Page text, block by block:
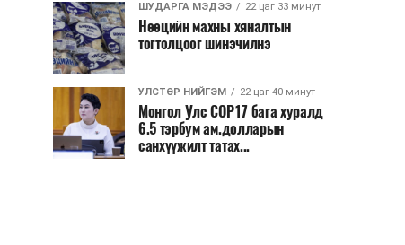
ШУДАРГА МЭДЭЭ 22 цаг 33 минут
Нөөцийн махны хяналтын
тогтолцоог шинэчилнэ
УЛСТӨР НИЙГЭМ 22 цаг 40 минут
Монгол Улс COP17 бага хуралд
6.5 тэрбум ам.долларын
санхүүжилт татах...